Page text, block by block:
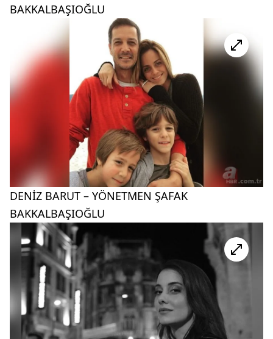
BAKKALBAŞIOĞLU
DENİZ BARUT – YÖNETMEN ŞAFAK
BAKKALBAŞIOĞLU